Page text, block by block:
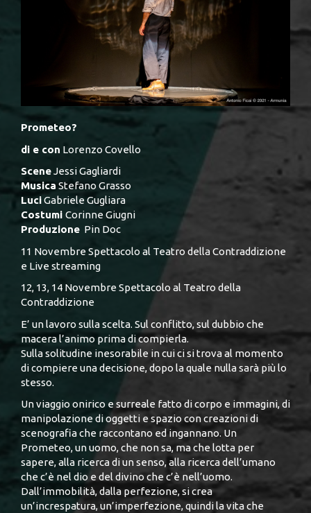
Prometeo?
di e con Lorenzo Covello
SceneJessi Gagliardi
Musica Stefano Grasso
LuciGabriele Gugliara
Costumi Corinne Giugni
Produzione Pin Doc
11 Novembre Spettacolo al Teatro della Contraddizione
e Live streaming
12, 13, 14 Novembre Spettacolo al Teatro della
Contraddizione
E’ un lavoro sulla scelta. Sul conflitto, sul dubbio che
macera l’animo prima di compierla.
Sulla solitudine inesorabile in cui ci si trova al momento
di compiere una decisione, dopo la quale nulla sarà più lo
stesso.
Un viaggio onirico e surreale fatto di corpo e immagini, di
manipolazione di oggetti e spazio con creazioni di
scenografia che raccontano ed ingannano. Un
Prometeo, un uomo, che non sa, ma che lotta per
sapere, alla ricerca di un senso, alla ricerca dell’umano
che c’è nel dio e del divino che c’è nell’uomo.
Dall’immobilità, dalla perfezione, si crea
un’increspatura, un’imperfezione, quindi la vita che